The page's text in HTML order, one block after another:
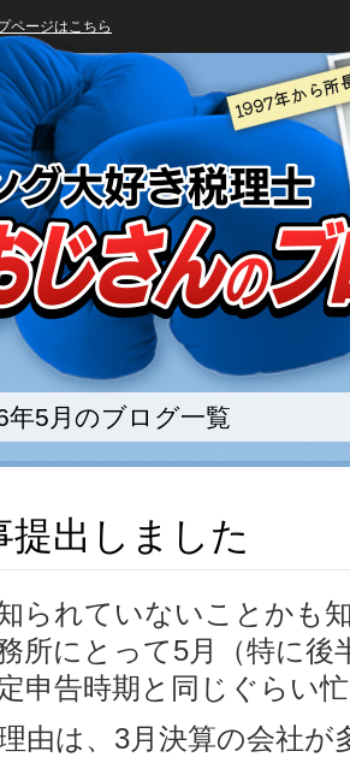
ページはこちら
5月のブログ一覧
提出しました
られていないことかも
所にとって5月（特に後
申告時期と同じぐらい
由は、3月決算の会社が